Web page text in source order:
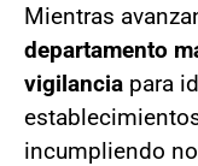
Mientras
departamento
vigilancia para
incumpliendo